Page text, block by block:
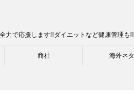
力で応援します!!ダイエットなど健康管理も!!
商社 海外ネタ